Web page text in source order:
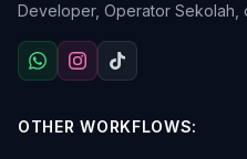
Developer, Operator Sekolah,
OTHER WORKFLOWS: